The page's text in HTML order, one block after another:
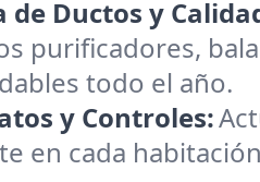
de Ductos y
purificadores,
todo el año.
y Controles:
en cada